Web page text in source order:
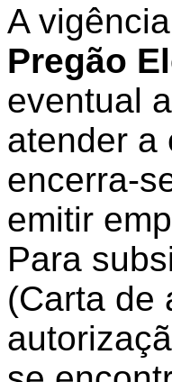
A
Pregão
eventual
atender a
encerra-
emitir
Para
(Carta de